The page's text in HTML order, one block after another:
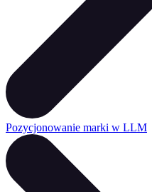
Pozycjonowanie marki w LLM